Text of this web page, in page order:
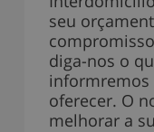
seu
diga-nos o
informremos
oferecer. O
melhorar a